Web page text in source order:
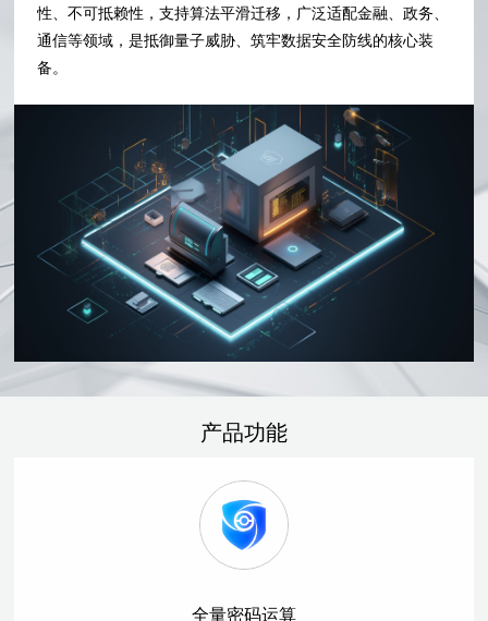
性、不可抵赖性，支持算法平滑迁移，广泛适配金融、政务、
通信等领域，是抵御量子威胁、筑牢数据安全防线的核心装
备。
产品功能
全量密码运算